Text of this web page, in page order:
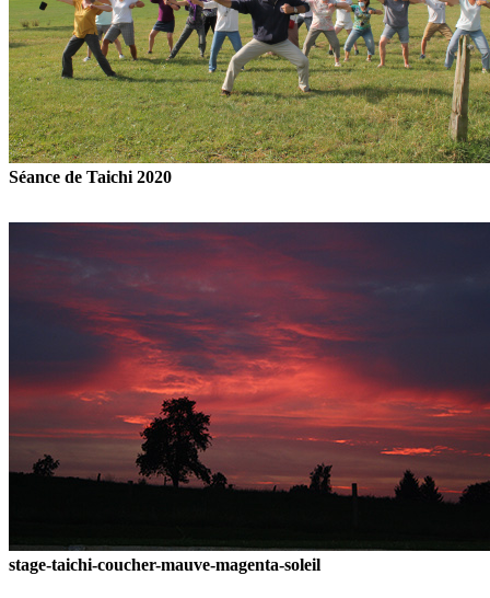
Séance de Taichi 2020
stage-taichi-coucher-mauve-magenta-soleil